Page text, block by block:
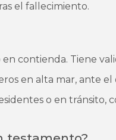
el fallecimiento.
contienda. Tiene
en alta mar, ante
o en tránsito,